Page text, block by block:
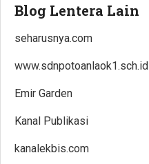
Blog Lentera Lain
seharusnya.com
www.sdnpotoanlaok1.sch.id
Emir Garden
Kanal Publikasi
kanalekbis.com